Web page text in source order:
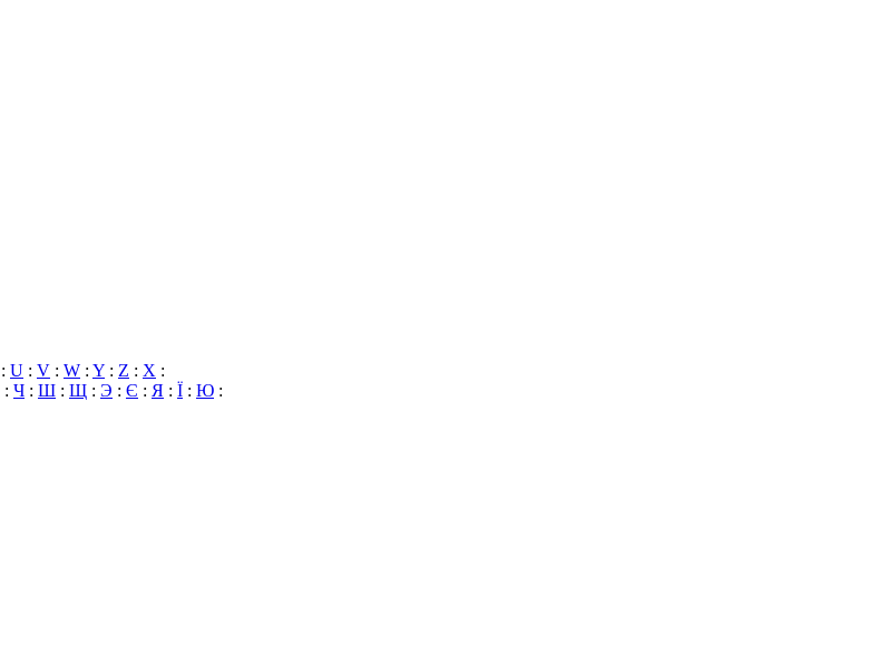
: U : V : W : Y : Z : X :
: Ч : Ш : Щ : Э : Є : Я : Ї : Ю :